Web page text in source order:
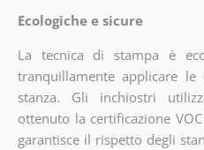
Ecologiche e sicure
La tecnica di stampa è
tranquillamente applicare
stanza. Gli inchiostri
ottenuto la certificazione VOC
garantisce il rispetto degli